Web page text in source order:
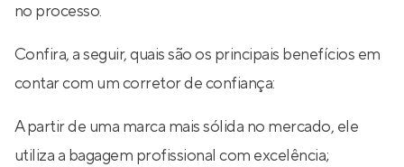
no processo.
Confira, a seguir, quais são os principais benefícios em
contar com um corretor de confiança:
A partir de uma marca mais sólida no mercado, ele
utiliza a bagagem profissional com excelência;